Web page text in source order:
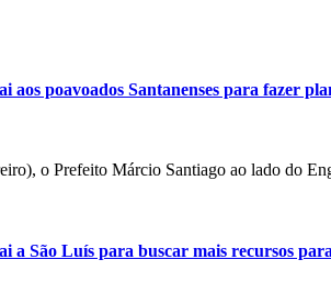
aos poavoados Santanenses para fazer
o Prefeito Márcio Santiago ao lado do
a São Luís para buscar mais recursos